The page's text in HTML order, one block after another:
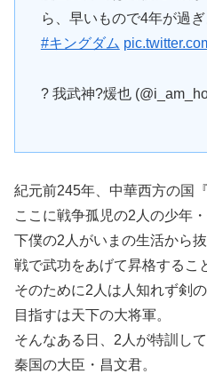
ら、早いもので4年が過
#キングダム
? 我武神?煖也
紀元前245年、中華西方の国『
ここに戦争孤児の2人の少年
下僕の2人がいまの生活から
戦で武功をあげて昇格するこ
そのために2人は人知れず剣
目指すは天下の大将軍。
そんなある日、2人が特訓し
秦国の大臣・昌文君。